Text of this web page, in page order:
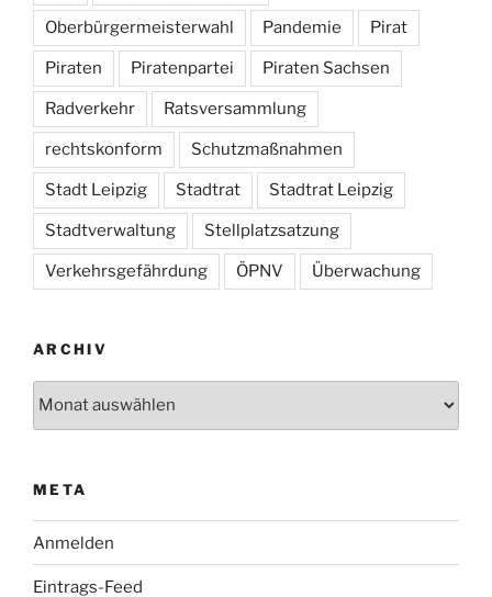
Oberbürgermeisterwahl Pandemie Pirat
Piraten Piratenpartei Piraten Sachsen
Radverkehr Ratsversammlung
rechtskonform Schutzmaßnahmen
Stadt Leipzig Stadtrat Stadtrat Leipzig
Stadtverwaltung Stellplatzsatzung
Verkehrsgefährdung ÖPNV Überwachung
ARCHIV
META
Anmelden
Eintrags-Feed